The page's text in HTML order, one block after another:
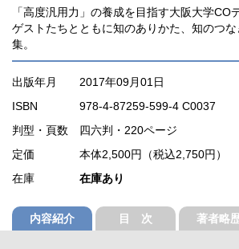
「高度汎用力」の養成を目指す大阪大学CO
ゲストたちとともに知のありかた、知のつ
集。
出版年月
2017年09月01日
ISBN
978-4-87259-599-4 C0037
判型・頁数 四六判・220ページ
定価
本体2,500円（税込2,750円）
在庫
在庫あり
内容紹介 目 次 著者略